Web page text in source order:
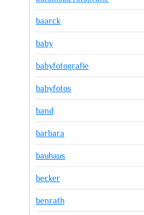
baarck
baby
babyfotografie
babyfotos
band
barbara
bauhaus
becker
benrath